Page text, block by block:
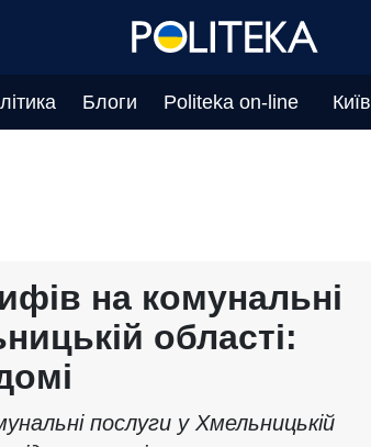
Блоги Politeka on-line Київ
на комунальні
області:
послуги у Хмельницькій